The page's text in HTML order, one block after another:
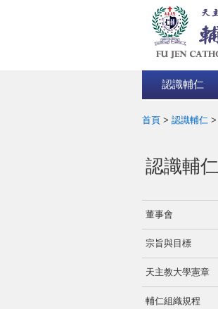
認識輔仁
首頁 > 認識輔仁 >
:::
認識輔仁
董事會
宗旨與目標
天主教大學憲章
輔仁組織規程